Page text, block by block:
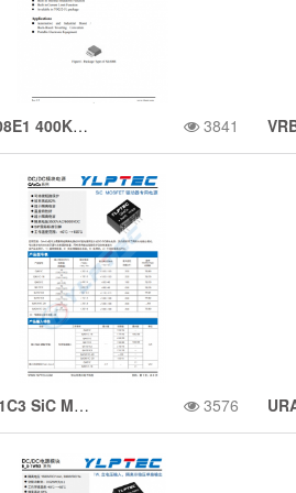
单电感器降压/升压
转换器
3841
XL6008E1 400KHz 60V 3A开关电流升压/降压-升压/反相DC/DC转换器
3576
QA151C3 SiC MOSFET 驱动器专用电源